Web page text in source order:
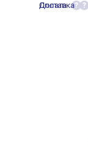
Оплата ?
Доставка ?